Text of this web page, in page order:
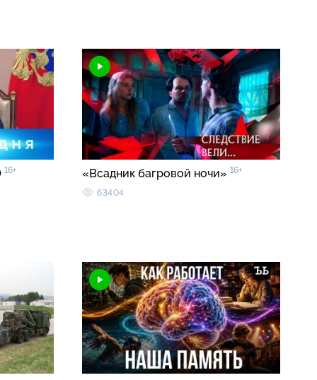
16+ «Всадник багровой ночи» 16+
63404